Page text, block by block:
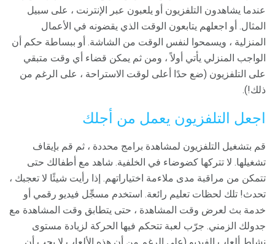
عندما يشاهدون التلفزيون أو يلعبون عبر الإنترنت ، على سبيل
المثال. أو اجعلهم يتابعون الوقت الذي يقضونه في الأعمال
المنزلية ، ويسمحوا لنفس الوقت من الشاشة. أو ببساطة حكم أن
الواجب المنزلي يأتي أولاً ، ومن ثم يمكن قضاء أي وقت متبقي
على التلفزيون (ضع حدًا أعلى لوقت الاستراحة ، على الرغم من
ذلك!).
اجعل التلفزيون يعمل من أجلك
قم بتشغيل التلفزيون لمشاهدة برامج محددة ، ثم قم بإيقاف
تشغيلها. لا تتركها كضوضاء في الخلفية. شاهد مع أطفالك حتى
تتمكن من مراقبة مدى ملاءمة اختياراتهم. إذا رأيت شيئًا لا تعجبك ،
تحدث! تلك لحظات تعليم رائعة. استخدم مسجِّل فيديو رقمي أو
خدمة بث لعرض وقت المشاهدة ، حتى يتطابق وقت المشاهدة مع
جدولك الزمني. جرّب لعبة تتحكم فيها الحركة لزيادة مستوى